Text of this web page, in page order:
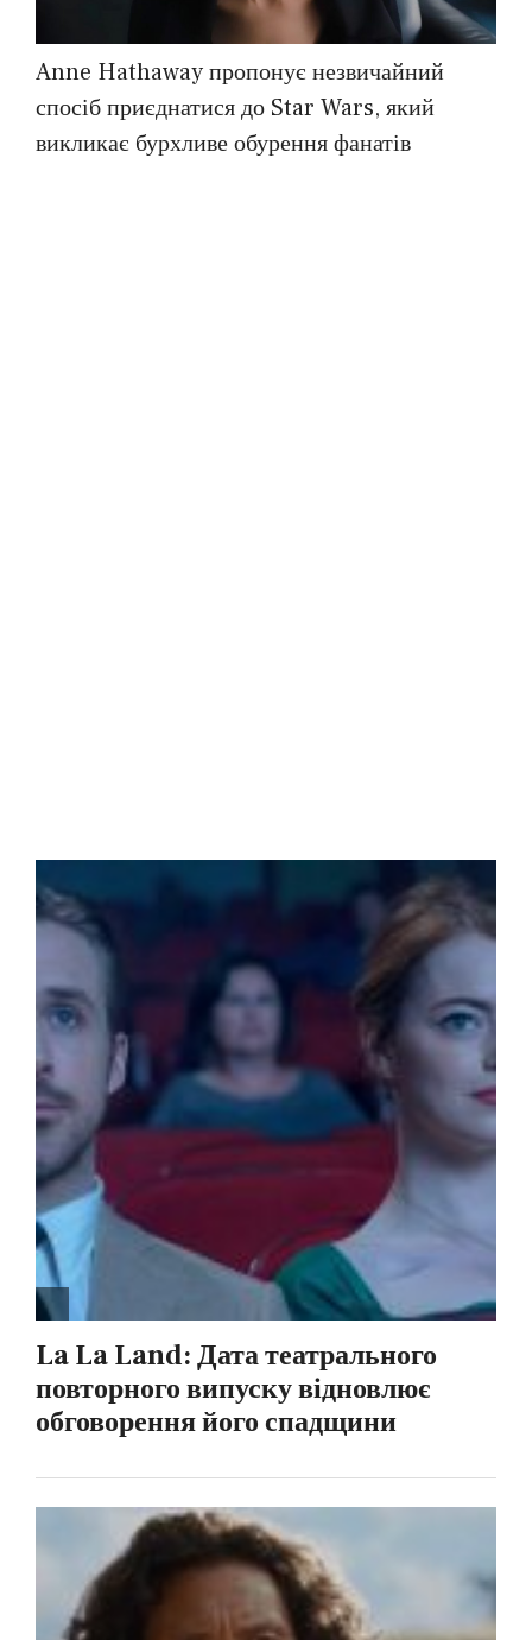
Anne Hathaway пропонує незвичайний
спосіб приєднатися до Star Wars, який
викликає бурхливе обурення фанатів